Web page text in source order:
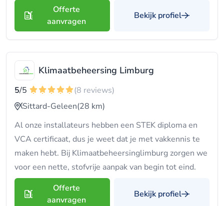
Offerte
aanvragen
Bekijk profiel
Klimaatbeheersing Limburg
5/5
(8 reviews)
Sittard-Geleen(28 km)
Al onze installateurs hebben een STEK diploma en
VCA certificaat, dus je weet dat je met vakkennis te
maken hebt. Bij Klimaatbeheersinglimburg zorgen we
voor een nette, stofvrije aanpak van begin tot eind.
Offerte
aanvragen
Bekijk profiel